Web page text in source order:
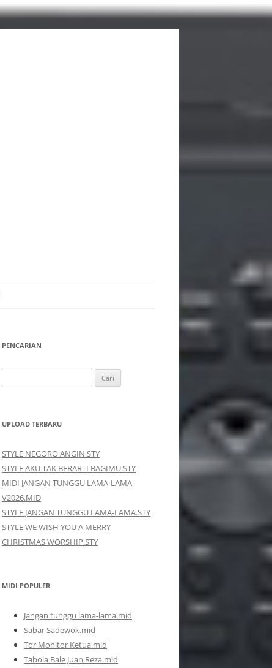
PENCARIAN
untuk:
UPLOAD TERBARU
STYLE NEGORO ANGIN.STY
STYLE AKU TAK BERARTI BAGIMU.STY
MIDI JANGAN TUNGGU LAMA-LAMA
V2026.MID
STYLE JANGAN TUNGGU LAMA-LAMA.STY
STYLE WE WISH YOU A MERRY
CHRISTMAS WORSHIP.STY
MIDI POPULER
Jangan tunggu lama-lama.mid
Sabar Sadewok.mid
Tor Monitor Ketua.mid
Tabola Bale Juan Reza.mid